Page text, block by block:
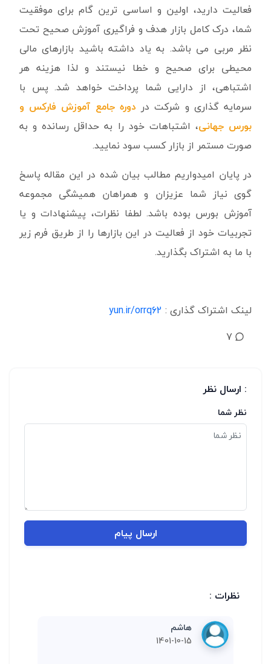
فعالیت دارید، اولین و اساسی ترین گام برای موفقیت
شما، درک کامل بازار هدف و فراگیری آموزش صحیح تحت
نظر مربی می باشد. به یاد داشته باشید بازارهای مالی
محیطی برای صحیح و خطا نیستند و لذا هزینه هر
اشتباهی، از دارایی شما پرداخت خواهد شد. پس با
سرمایه گذاری و شرکت در دوره جامع آموزش فارکس و
بورس جهانی، اشتباهات خود را به حداقل رسانده و به
صورت مستمر از بازار کسب سود نمایید.
در پایان امیدواریم مطالب بیان شده در این مقاله پاسخ
گوی نیاز شما عزیزان و همراهان همیشگی مجموعه
آموزش بورس بوده باشد. لطفا نظرات، پیشنهادات و یا
تجربیات خود از فعالیت در این بازارها را از طریق فرم زیر
با ما به اشتراک بگذارید.
لینک اشتراک گذاری : yun.ir/orrq62
7
: ارسال نظر
نظر شما
ارسال پیام
نظرات :
هاشم
1401-10-15